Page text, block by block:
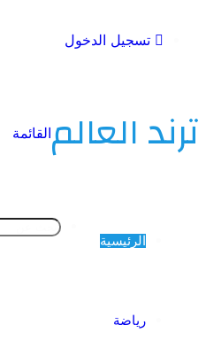
تسجيل الدخول
العالمالقائمة